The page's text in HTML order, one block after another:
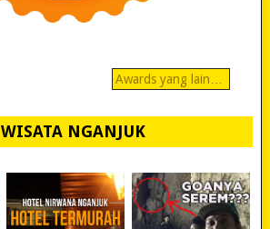
Awards yang lain…
WISATA NGANJUK